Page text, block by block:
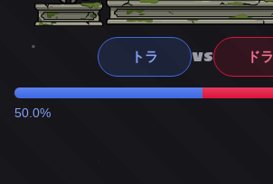
トラ VS ドラ
50.0%